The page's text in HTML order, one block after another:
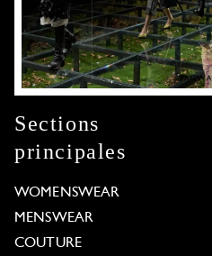
Sections
principales
WOMENSWEAR
MENSWEAR
COUTURE